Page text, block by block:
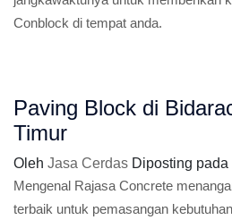
Conblock di tempat anda.
Paving Block di
Timur
Oleh Jasa Cerdas Diposting pada
Mengenal Rajasa Concrete
terbaik untuk pemasangan